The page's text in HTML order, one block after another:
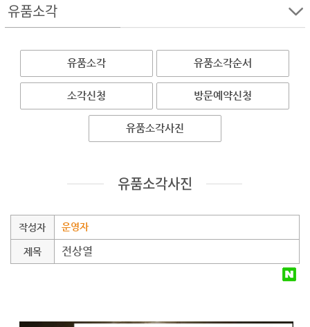
유품소각
유품소각 유품소각순서
소각신청 방문예약신청
유품소각사진
유품소각사진
작성자 운영자
제목 전상열